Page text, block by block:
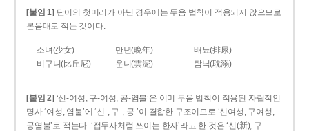
[붙임 1] 단어의 첫머리가 아닌 경우에는 두음 법칙이 적용되지 않으므로
본음대로 적는 것이다.
소녀(少女) 만년(晩年)
배뇨(排尿)
비구니(比丘尼)
운니(雲泥) 탐닉(耽溺)
[붙임 2] ‘신-여성, 구-여성, 공-염불’은 이미 두음 법칙이 적용된 자립적인
명사 ‘여성, 염불’에 ‘신-, 구-, 공-’이 결합한 구조이므로 ‘신여성, 구여성,
공염불’로 적는다. ‘접두사처럼 쓰이는 한자’라고 한 것은 ‘신(新), 구